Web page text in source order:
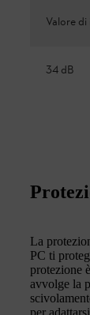
Valore
34 dB
La
PC ti
protezione
avvolge la
per